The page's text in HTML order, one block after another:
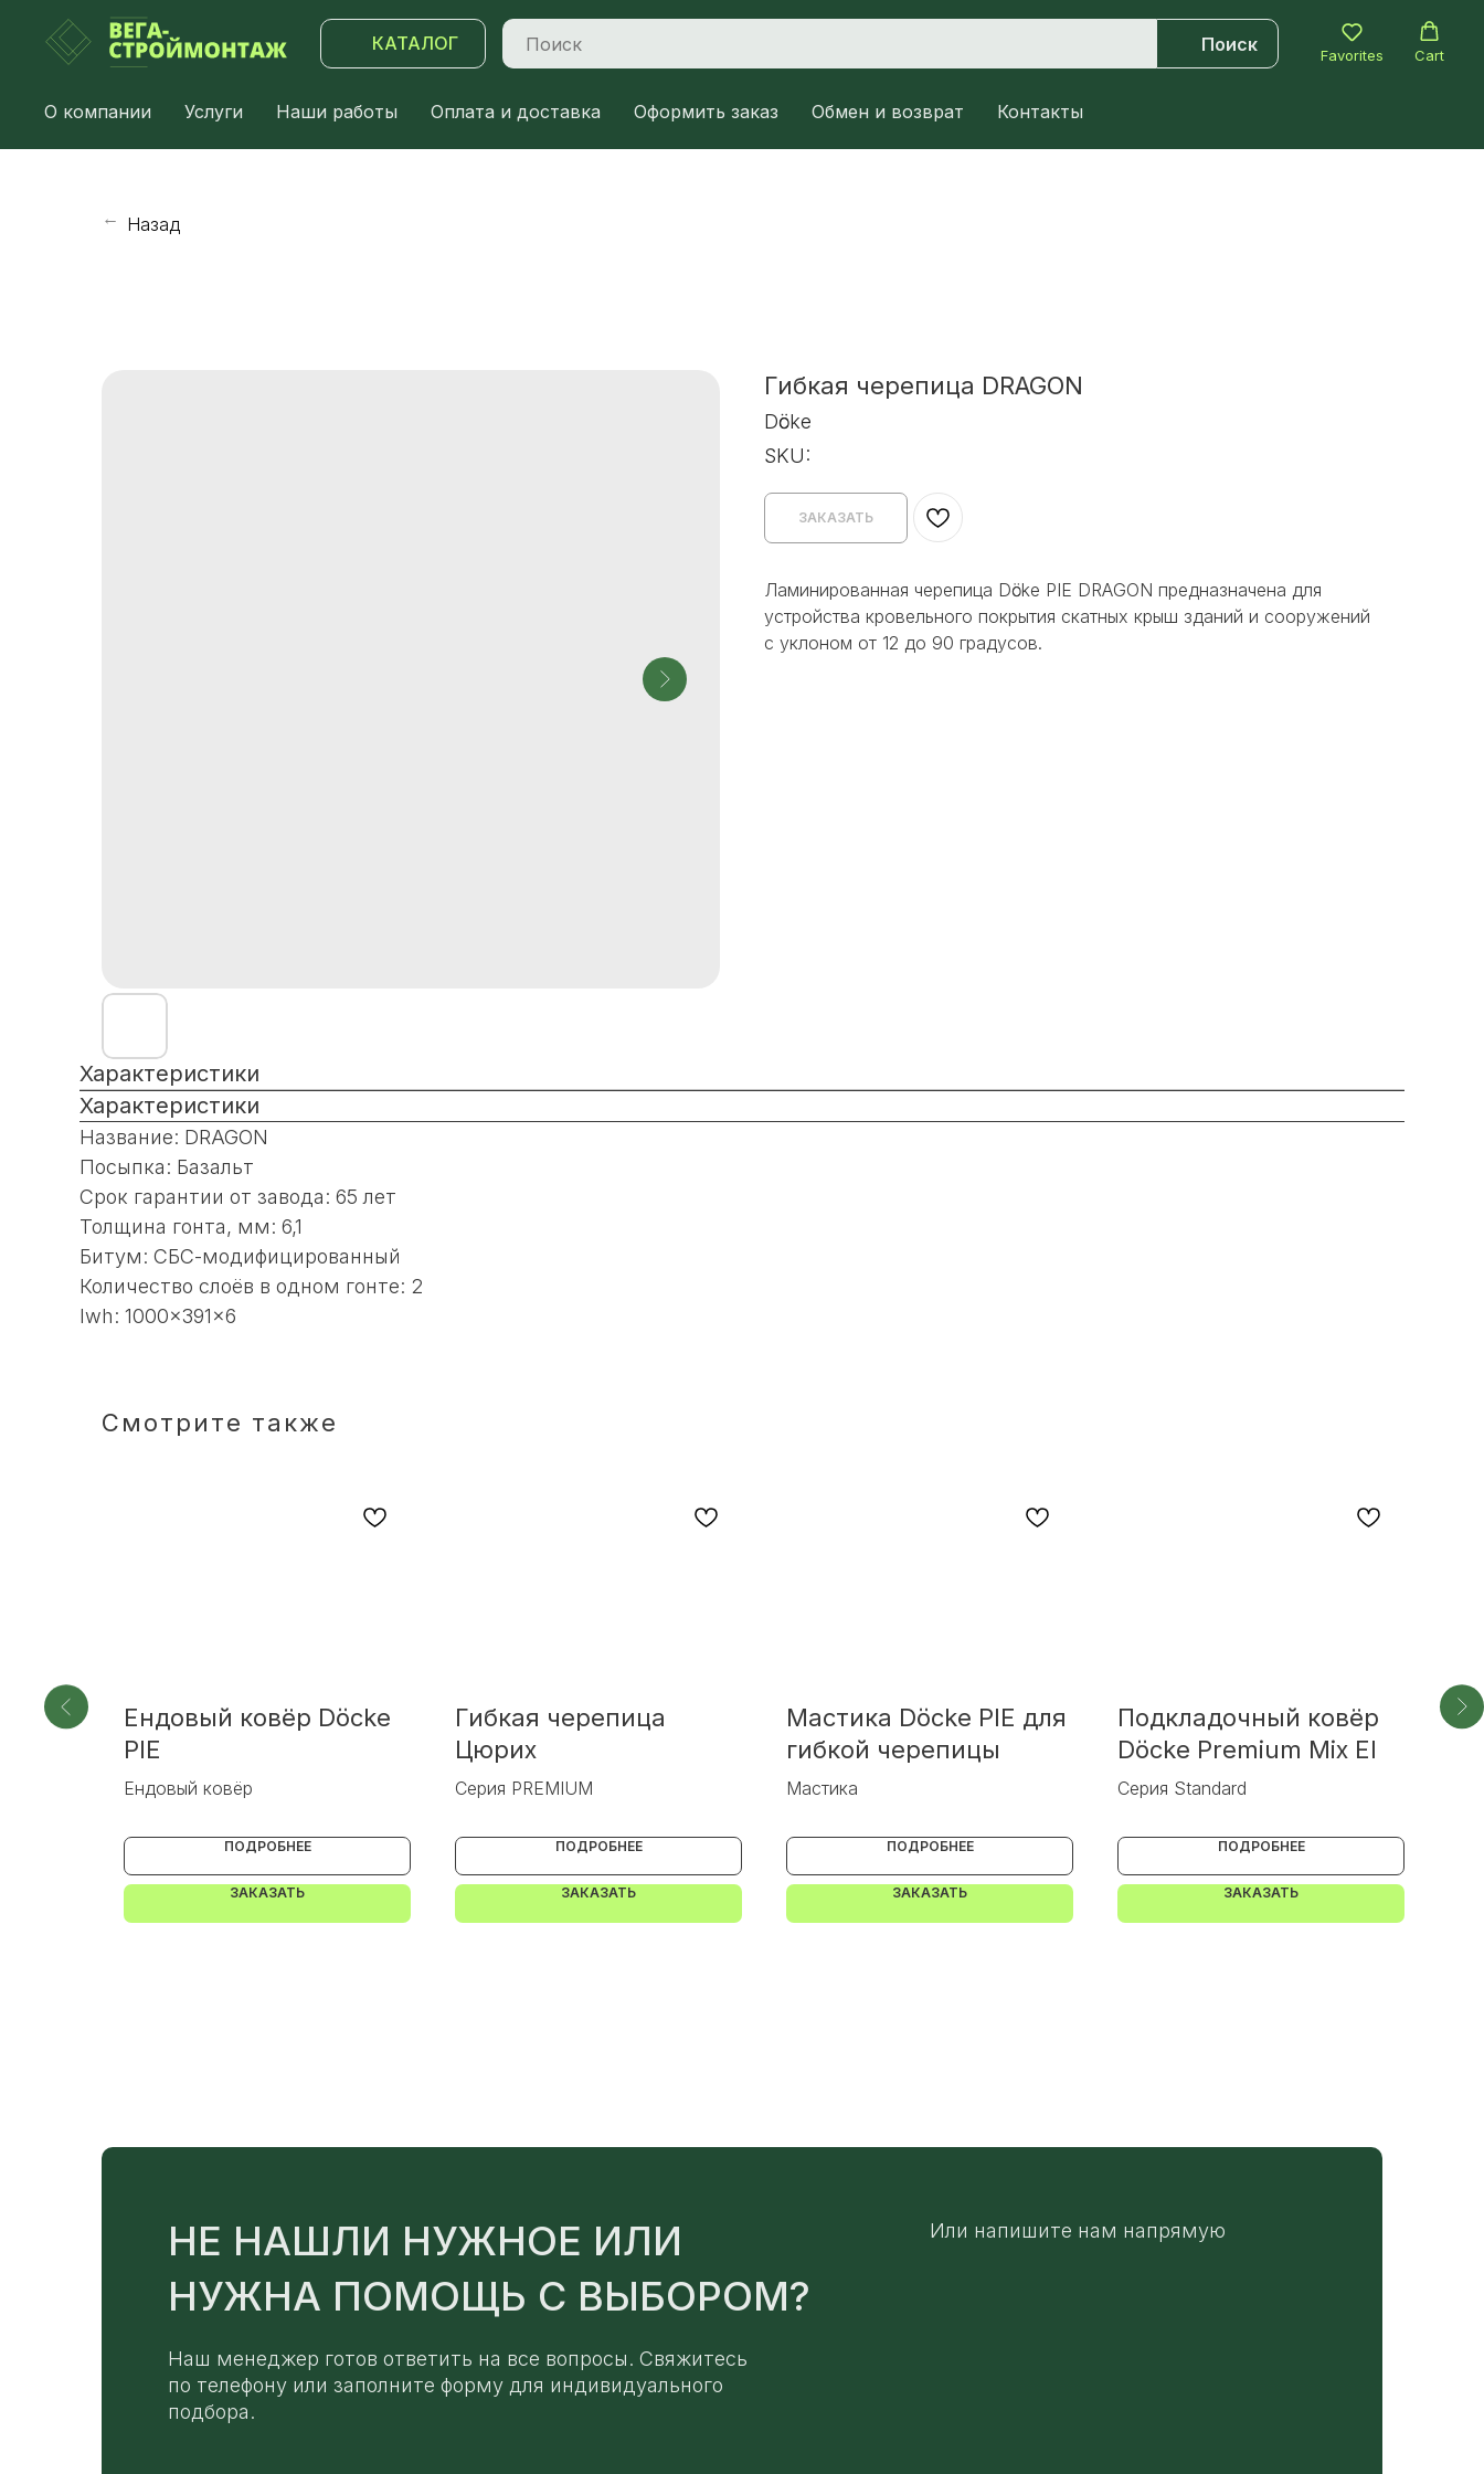
КАТАЛОГ Поиск
Favorites Cart
О компании Услуги Наши работы Оплата и доставка Оформить заказ Обмен и возврат Контакты
→ Назад
Гибкая черепица DRAGON
Dӧcke
SKU:
ЗАКАЗАТЬ
Ламинированная черепица Dӧcke PIE DRAGON предназначена для
устройства кровельного покрытия скатных крыш зданий и сооружений
с уклоном от 12 до 90 градусов.
Характеристики
Характеристики
Название: DRAGON
Посыпка: Базальт
Срок гарантии от завода: 65 лет
Толщина гонта, мм: 6,1
Битум: СБС-модифицированный
Количество слоёв в одном гонте: 2
lwh: 1000x391x6
Смотрите также
Ендовый ковёр Döcke
PIE
Ендовый ковёр
ПОДРОБНЕЕ
ЗАКАЗАТЬ
Гибкая черепица
Цюрих
Серия PREMIUM
ПОДРОБНЕЕ
ЗАКАЗАТЬ
Мастика Döcke PIE для
гибкой черепицы
Мастика
ПОДРОБНЕЕ
ЗАКАЗАТЬ
Подкладочный ковёр
Döcke Premium Mix El
Серия Standard
ПОДРОБНЕЕ
ЗАКАЗАТЬ
НЕ НАШЛИ НУЖНОЕ ИЛИ
НУЖНА ПОМОЩЬ С ВЫБОРОМ?
Или напишите нам напрямую
Наш менеджер готов ответить на все вопросы. Свяжитесь
по телефону или заполните форму для индивидуального
подбора.